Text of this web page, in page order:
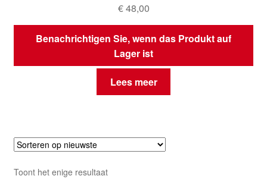
€48,00
Benachrichtigen Sie, wenn das Produkt auf
Lager ist
Lees meer
Toont het enige resultaat